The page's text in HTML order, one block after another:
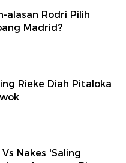
alasan Rodri Pilih
Madrid?
Rieke Diah Pitaloka
Nakes 'Saling